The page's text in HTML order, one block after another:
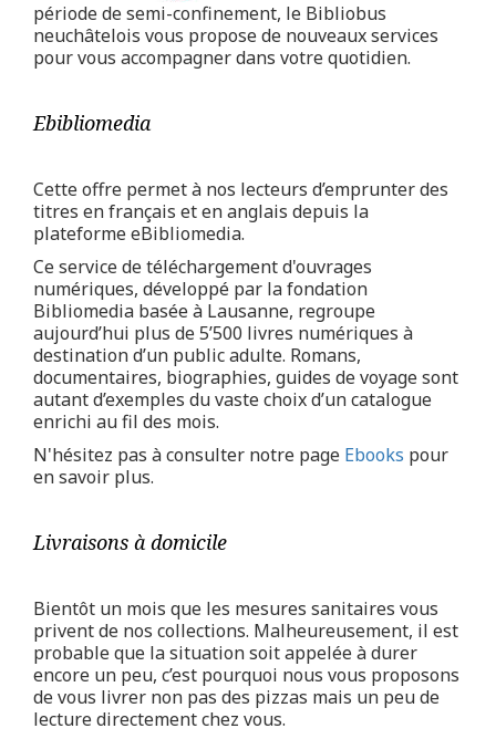
En pratique
Toggle submenu
période de semi-confinement, le Bibliobus
neuchâtelois vous propose de nouveaux services
pour vous accompagner dans votre quotidien.
Ebibliomedia
Cette offre permet à nos lecteurs d’emprunter des
titres en français et en anglais depuis la
plateforme eBibliomedia.
Ce service de téléchargement d'ouvrages
numériques, développé par la fondation
Bibliomedia basée à Lausanne, regroupe
aujourd’hui plus de 5’500 livres numériques à
destination d’un public adulte. Romans,
documentaires, biographies, guides de voyage sont
autant d’exemples du vaste choix d’un catalogue
enrichi au fil des mois.
N'hésitez pas à consulter notre page Ebooks pour
en savoir plus.
Livraisons à domicile
Bientôt un mois que les mesures sanitaires vous
privent de nos collections. Malheureusement, il est
probable que la situation soit appelée à durer
encore un peu, c’est pourquoi nous vous proposons
de vous livrer non pas des pizzas mais un peu de
lecture directement chez vous.